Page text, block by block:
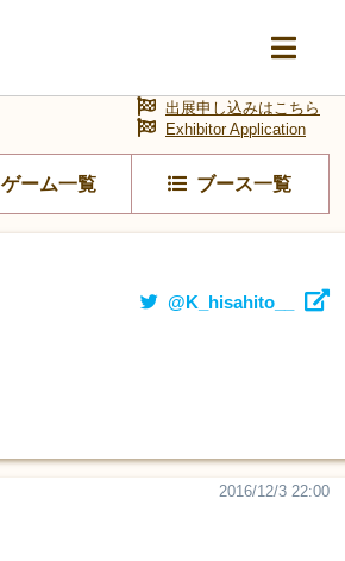
ゲーム一覧 ブース一覧
出展申し込みはこちら
Exhibitor Application
@K_hisahito__
2016/12/3 22:00